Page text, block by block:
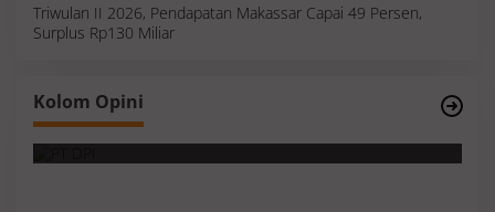
Triwulan II 2026, Pendapatan Makassar Capai 49 Persen,
Surplus Rp130 Miliar
Kolom Opini
Membaca Realitas